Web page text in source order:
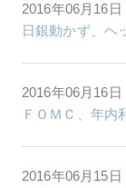
2016年06月16日
日銀動かず、ヘ
2016年06月16日
ＦＯＭＣ、年内
2016年06月15日